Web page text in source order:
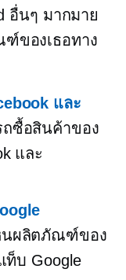
อื่นๆ มากมาย
ของเธอทาง
และ
ถซื้อสินค้าของ
และ
นผลิตภัณฑ์ของ
ท็บ Google